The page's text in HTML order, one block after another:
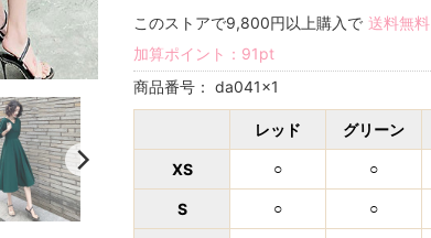
このストアで9,800円以上購入で 送料無料
加算ポイント： 91pt
商品番号： da041x1
レッド グリーン
XS ○ ○
S ○ ○